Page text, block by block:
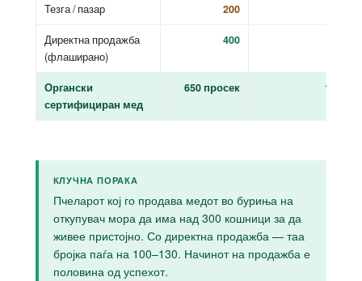
Тезга / пазар 200
Директна продажба
(флаширано)
400
Органски
сертифициран мед
650 просек 13.000
КЛУЧНА ПОРАКА
Пчеларот кој го продава медот во буриња на
откупувач мора да има над 300 кошници за да
живее пристојно. Со директна продажба — таа
бројка паѓа на 100–130. Начинот на продажба е
половина од успехот.